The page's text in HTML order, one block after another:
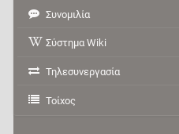
Συνομιλία
Σύστημα Wiki
Τηλεσυνεργασία
Τοίχος